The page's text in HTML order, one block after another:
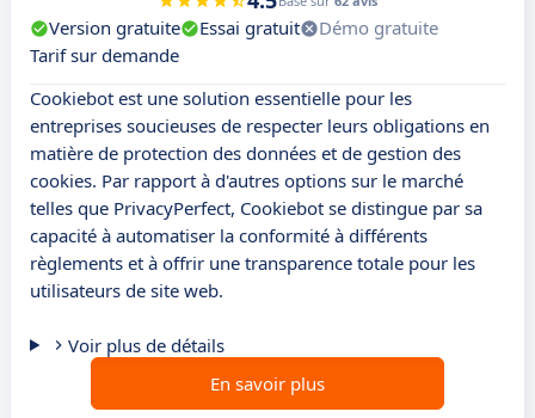
Version gratuite Essai gratuit
Démo gratuite
Tarif sur demande
Cookiebot est une solution essentielle pour les
entreprises soucieuses de respecter leurs obligations en
matière de protection des données et de gestion des
cookies. Par rapport à d'autres options sur le marché
telles que PrivacyPerfect, Cookiebot se distingue par sa
capacité à automatiser la conformité à différents
règlements et à offrir une transparence totale pour les
utilisateurs de site web.
Voir plus de détails
En savoir plus